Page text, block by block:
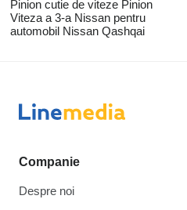
Pinion cutie de viteze Pinion
Viteza a 3-a Nissan pentru
automobil Nissan Qashqai
Companie
Despre noi